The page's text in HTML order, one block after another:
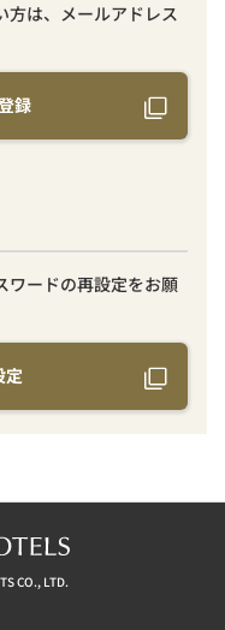
方は、メールアドレス
録
ワードの再設定をお願
定
CO., LTD.